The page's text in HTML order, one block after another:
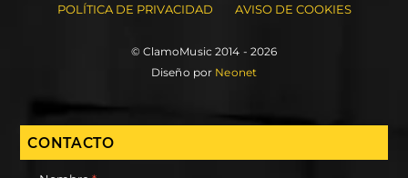
POLÍTICA DE PRIVACIDAD
AVISO DE COOKIES
© ClamoMusic 2014 - 2026
Diseño por Neonet
CONTACTO